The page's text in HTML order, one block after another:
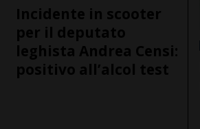
Incidente in scooter
per il deputato
leghista Andrea Censi:
positivo all’alcol test